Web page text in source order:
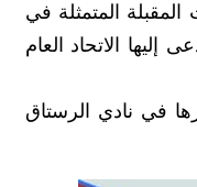
المتمثلة في
الاتحاد العام
في نادي الرستاق